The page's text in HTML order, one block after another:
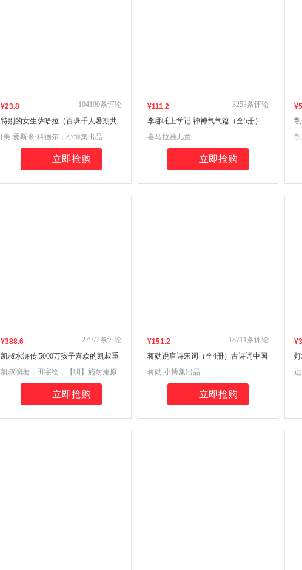
¥23.8
特别的女生萨哈拉（百班千人暑期共
读图书）
104190条评论
[美]爱斯米·科德尔；小博集出品
立即抢购
¥111.2
李哪吒上学记 神神气气篇（全5册）
喜马拉雅超人气校园成长IP，给孩子
的爆笑校园成长日记，聚焦习惯养
成，解决N个小学生经典烦恼，学习
3253条评论
喜马拉雅儿童
立即抢购
¥
¥388.6
凯叔水浒传 5000万孩子喜欢的凯叔重
磅新作
27972条评论
凯叔编著，田宇绘，【明】施耐庵原
著 ；小博集 出品
立即抢购
¥151.2
蒋勋说唐诗宋词（全4册）古诗词中国
文学之美中国古诗词畅销书籍
18711条评论
蒋勋;小博集出品
立即抢购
¥